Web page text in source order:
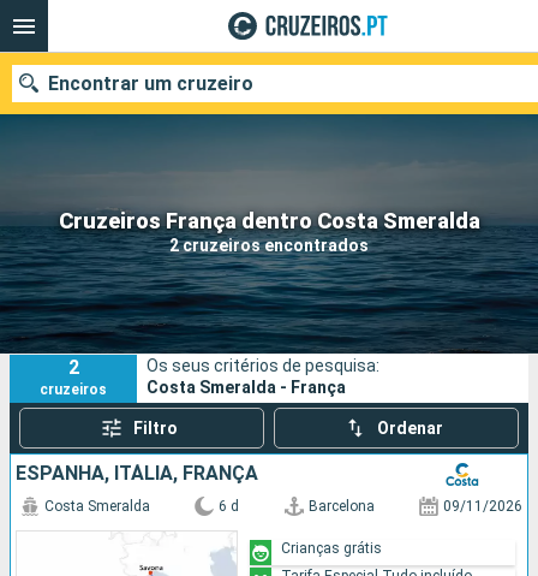
Cruzeiros França dentro Costa Smeralda
2 cruzeiros encontrados
Encontrar um cruzeiro
Quando ir?
Data de partida
Portos Companhias
Pesquisar
2
cruzeiros
Os seus critérios de pesquisa:
Costa Smeralda - França
Filtro Ordenar
ESPANHA, ITÁLIA, FRANÇA
Costa Smeralda 6 d Barcelona 09/11/2026
Crianças grátis